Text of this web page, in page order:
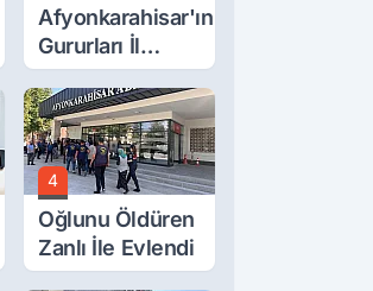
Afyonkarahisar'ın
Gururları İl
Müdürüyle
Buluştu
4
Oğlunu Öldüren
Zanlı İle Evlendi